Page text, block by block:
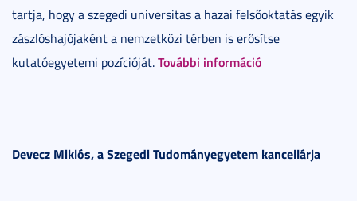
tartja, hogy a szegedi universitas a hazai felsőoktatás egyik
zászlóshajójaként a nemzetközi térben is erősítse
kutatóegyetemi pozícióját.További információ
Devecz Miklós, a Szegedi Tudományegyetem kancellárja